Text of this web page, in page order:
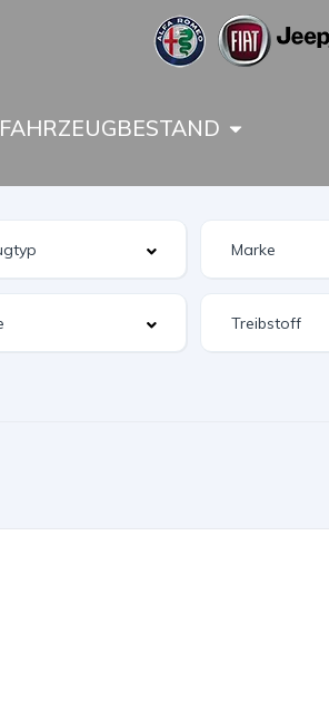
FAHRZEUGBESTAND